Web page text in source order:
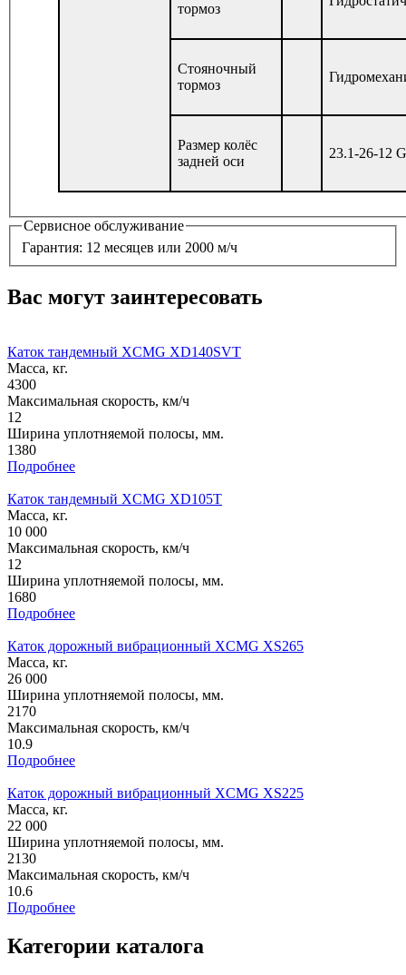
тормоз
Стояночный
тормоз
Размер колёс
задней оси
23.1-26-12
Сервисное обслуживание
Гарантия: 12 месяцев или 2000 м/ч
Вас могут заинтересовать
Каток тандемный XCMG XD140SVT
Масса, кг.
4300
Максимальная скорость, км/ч
12
Ширина уплотняемой полосы, мм.
1380
Подробнее
Каток тандемный XCMG XD105T
Масса, кг.
10 000
Максимальная скорость, км/ч
12
Ширина уплотняемой полосы, мм.
1680
Подробнее
Каток дорожный вибрационный XCMG XS265
Масса, кг.
26 000
Ширина уплотняемой полосы, мм.
2170
Максимальная скорость, км/ч
10.9
Подробнее
Каток дорожный вибрационный XCMG XS225
Масса, кг.
22 000
Ширина уплотняемой полосы, мм.
2130
Максимальная скорость, км/ч
10.6
Подробнее
Категории каталога